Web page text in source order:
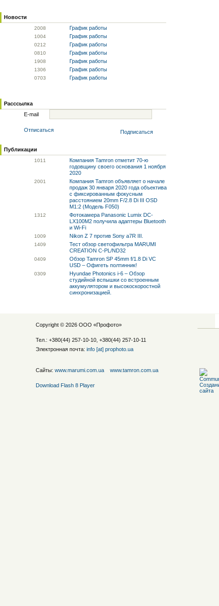
Новости
2008 График работы
1004 График работы
0212 График работы
0810 График работы
1908 График работы
1306 График работы
0703 График работы
Расссылка
E-mail
Отписаться Подписаться
Публикации
1011
Компания Tamron отметит 70-ю
годовщину своего основания 1 ноября
2020
2001
Компания Tamron объявляет о начале
продаж 30 января 2020 года объектива
с фиксированным фокусным
расстоянием 20mm F/2.8 Di III OSD
M1:2 (Модель F050)
1312
Фотокамера Panasonic Lumix DC-
LX100M2 получила адаптеры Bluetooth
и Wi-Fi
1009 Nikon Z 7 против Sony a7R III.
1409
Тест обзор светофильтра MARUMI
CREATION C-PL/ND32
0409
Обзор Tamron SP 45mm f/1.8 Di VC
USD – Офигеть полтинник!
0309
Hyundae Photonics i-6 – Обзор
студийной вспышки со встроенным
аккумулятором и высокоскоростной
синхронизацией.
Copyright © 2026 ООО «Профото»
Тел.: +380(44) 257-10-10, +380(44) 257-10-11
Электронная почта: info [at] prophoto.ua
Сайты: www.marumi.com.ua www.tamron.com.ua
Download Flash 8 Player